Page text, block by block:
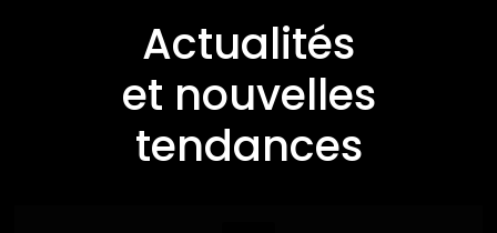
Actualités
et nouvelles
tendances